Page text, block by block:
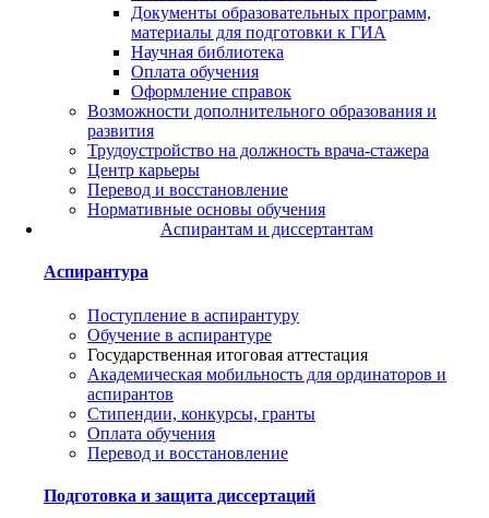
Документы образовательных программ,
материалы для подготовки к ГИА
Научная библиотека
Оплата обучения
Оформление справок
Возможности дополнительного образования и
развития
Трудоустройство на должность врача-стажера
Центр карьеры
Перевод и восстановление
Нормативные основы обучения
Аспирантам и диссертантам
Аспирантура
Поступление в аспирантуру
Обучение в аспирантуре
Государственная итоговая аттестация
Академическая мобильность для ординаторов и
аспирантов
Стипендии, конкурсы, гранты
Оплата обучения
Перевод и восстановление
Подготовка и защита диссертаций